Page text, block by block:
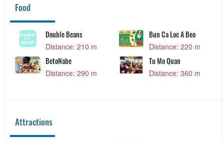
Food
Double Beans
Distance: 210 m
Bun Ca Loc A Beo
Distance: 220 m
BetoNabe
Distance: 290 m
Tu Mo Quan
Distance: 360 m
Attractions